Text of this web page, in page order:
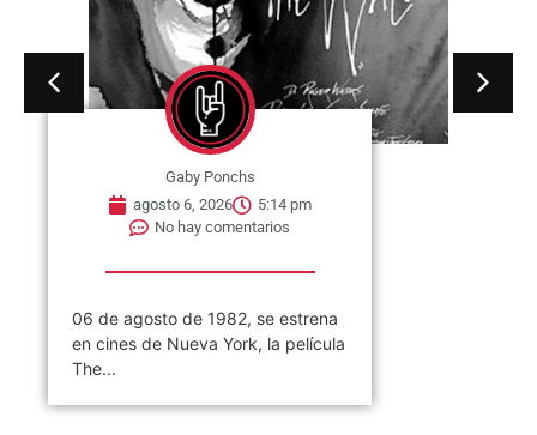
Carlos Romano nació el 06 de
agosto de 1962 en Villa...